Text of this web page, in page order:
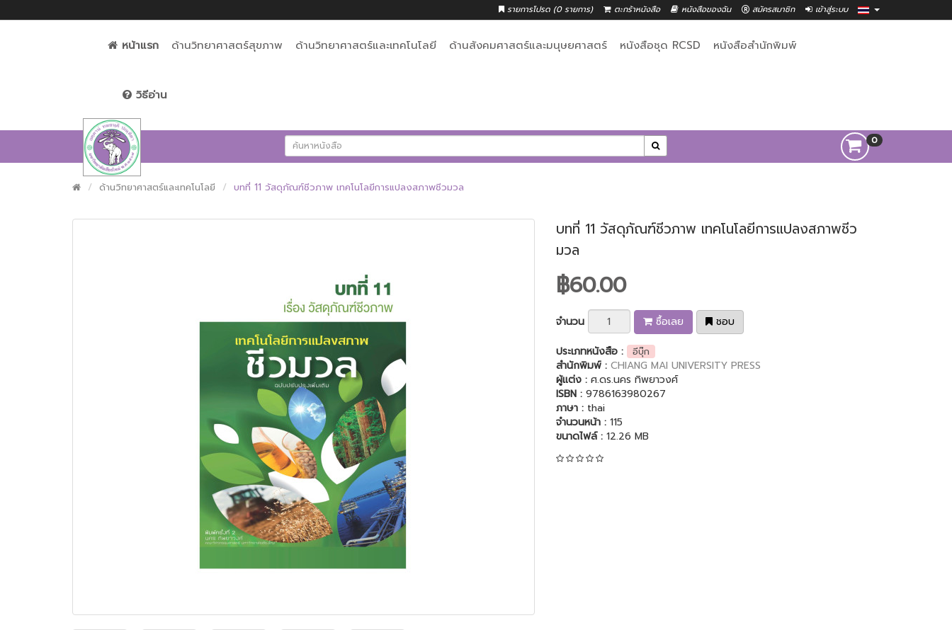
รายการโปรด (0 รายการ) ตะกร้าหนังสือ หนังสือของฉัน สมัครสมาชิก เข้าสู่ระบบ
หน้าแรก ด้านวิทยาศาสตร์สุขภาพ ด้านวิทยาศาสตร์และเทคโนโลยี ด้านสังคมศาสตร์และมนุษยศาสตร์ หนังสือชุด RCSD หนังสือสำนักพิมพ์
วิธีอ่าน
0
ด้านวิทยาศาสตร์และเทคโนโลยี บทที่ 11 วัสดุภัณฑ์ชีวภาพ เทคโนโลยีการแปลงสภาพชีวมวล
บทที่ 11 วัสดุภัณฑ์ชีวภาพ เทคโนโลยีการแปลงสภาพชีว
มวล
฿60.00
จำนวน ซื้อเลย
ชอบ
ประเภทหนังสือ :
อีบุ๊ก
สำนักพิมพ์ : CHIANG MAI UNIVERSITY PRESS
ผู้แต่ง : ศ.ดร.นคร ทิพยาวงศ์
ISBN :9786163980267
ภาษา : thai
จำนวนหน้า : 115
ขนาดไฟล์ : 12.26 MB